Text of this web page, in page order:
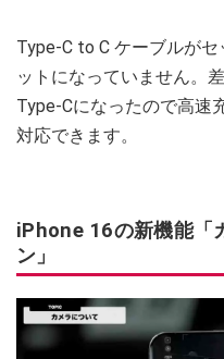
Type-C to C ケーブルが
ットになっていません。
Type-Cになったので高速
対応できます。
iPhone 16の新機能「
ン」